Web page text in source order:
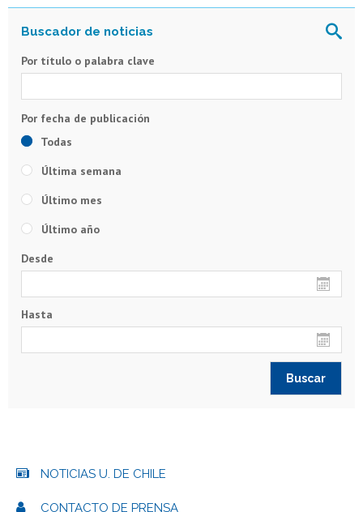
Por título o palabra clave
Todas
Última semana
Último mes
Último año
Desde
Hasta
NOTICIAS U. DE CHILE
CONTACTO DE PRENSA